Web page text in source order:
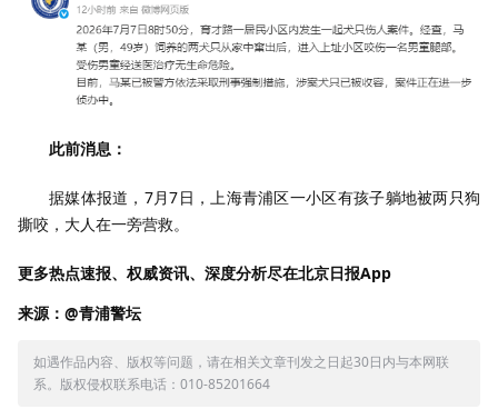
此前消息：
据媒体报道，7月7日，上海青浦区一小区有孩子躺地被两只狗
撕咬，大人在一旁营救。
更多热点速报、权威资讯、深度分析尽在北京日报App
来源：@青浦警坛
如遇作品内容、版权等问题，请在相关文章刊发之日起30日内与本网联
系。版权侵权联系电话：010-85201664